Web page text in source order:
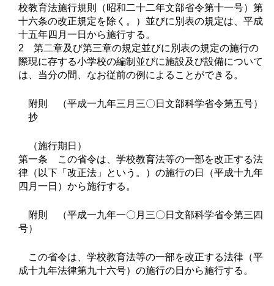
校教育法施行規則（昭和二十二年文部省令第十一号）第
十六条の改正規定を除く。）並びに別表の規定は、平成
十五年四月一日から施行する。
2 第二章及び第三章の規定並びに別表の規定の施行の
際現に存する小学校の編制並びに施設及び設備について
は、当分の間、なお従前の例によることができる。
附則 （平成一九年三月三〇日文部科学省令第五号）
抄
（施行期日）
第一条 この省令は、学校教育法等の一部を改正する法
律（以下「改正法」という。）の施行の日（平成十九年
四月一日）から施行する。
附則 （平成一九年一〇月三〇日文部科学省令第三四
号）
この省令は、学校教育法等の一部を改正する法律（平
成十九年法律第九十六号）の施行の日から施行する。